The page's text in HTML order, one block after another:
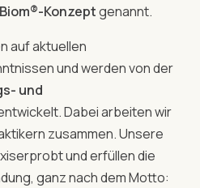
Konzeptgenannt.
auf aktuellen
und werden von der
und
Dabei arbeiten wir
zusammen. Unsere
und erfüllen die
ganz nach dem Motto: